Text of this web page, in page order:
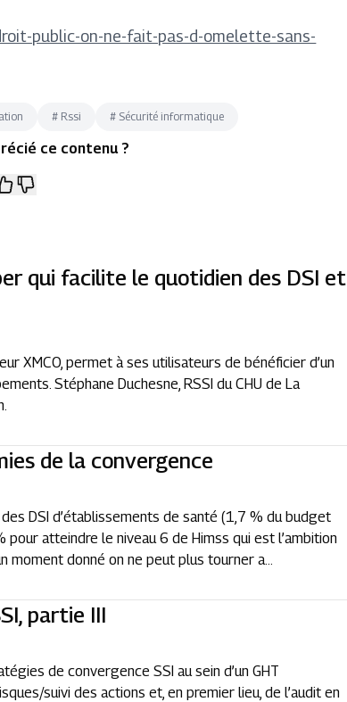
public-on-ne-fait-pas-d-omelette-sans-
# Rssi # Sécurité informatique
ce contenu ?
qui facilite le quotidien des DSI et
XMCO, permet à ses utilisateurs de bénéficier d’un
Stéphane Duchesne, RSSI du CHU de La
de la convergence
DSI d’établissements de santé (1,7 % du budget
atteindre le niveau 6 de Himss qui est l’ambition
moment donné on ne peut plus tourner a...
partie III
de convergence SSI au sein d’un GHT
suivi des actions et, en premier lieu, de l’audit en